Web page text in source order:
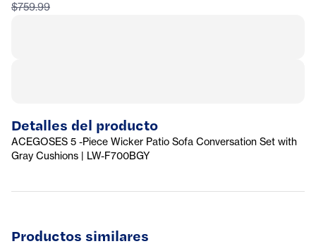
$759.99
Detalles del producto
ACEGOSES 5 -Piece Wicker Patio Sofa Conversation Set with
Gray Cushions | LW-F700BGY
Productos similares